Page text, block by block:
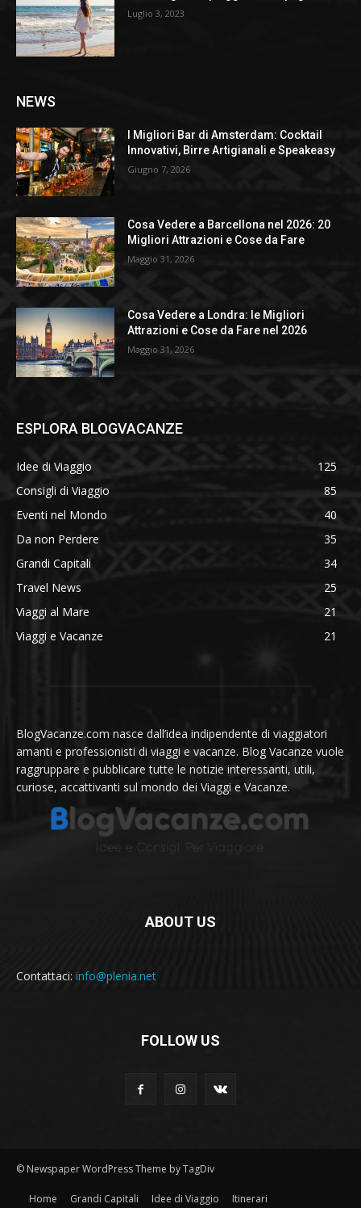
Luglio 3, 2023
NEWS
I Migliori Bar di Amsterdam: Cocktail
Innovativi, Birre Artigianali e Speakeasy
Giugno 7, 2026
Cosa Vedere a Barcellona nel 2026: 20
Migliori Attrazioni e Cose da Fare
Maggio 31, 2026
Cosa Vedere a Londra: le Migliori
Attrazioni e Cose da Fare nel 2026
Maggio 31, 2026
ESPLORA BLOGVACANZE
Idee di Viaggio
125
Consigli di Viaggio
85
Eventi nel Mondo
40
Da non Perdere
35
Grandi Capitali
34
Travel News
25
Viaggi al Mare
21
Viaggi e Vacanze
21
BlogVacanze.com nasce dall’idea indipendente di viaggiatori
amanti e professionisti di viaggi e vacanze. Blog Vacanze vuole
raggruppare e pubblicare tutte le notizie interessanti, utili,
curiose, accattivanti sul mondo dei Viaggi e Vacanze.
ABOUT US
Contattaci: info@plenia.net
FOLLOW US
© Newspaper WordPress Theme by TagDiv
Home Grandi Capitali Idee di Viaggio Itinerari